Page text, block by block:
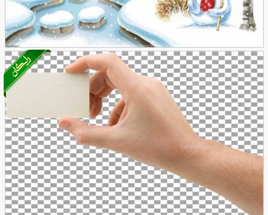
تصویر با کیفیت نقاشی کودکانه برای برف و آدم برفی
227